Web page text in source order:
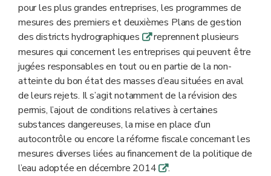
pour les plus grandes entreprises, les programmes de
mesures des premiers et deuxièmes Plans de gestion
des districts hydrographiques qreprennent plusieurs
mesures qui concernent les entreprises qui peuvent être
jugées responsables en tout ou en partie de la non-
atteinte du bon état des masses d’eau situées en aval
de leurs rejets. Il s’agit notamment de la révision des
permis, l’ajout de conditions relatives à certaines
substances dangereuses, la mise en place d’un
autocontrôle ou encore la réforme fiscale concernant les
mesures diverses liées au financement de la politique de
l’eau adoptée en décembre 2014q.